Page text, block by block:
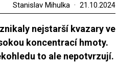
Stanislav Mihulka 21.10.2024
nejstarší kvazary ve
koncentrací hmoty.
to ale nepotvrzují.